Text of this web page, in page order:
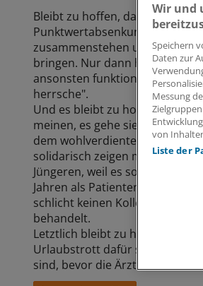
Bleibt zu hoffen, dass im Falle
Punktwertabsenkung alle
zusammenstehen und ihre
bringen. Nur dann haben wir
ansonsten funktioniert das
herrsche".
Und es bleibt zu hoffen,dass
meinen, es gehe sie alles
dem wohlverdienten Ruhestand
solidarisch zeigen mit den
Jüngeren, weil es sonst auch
Jahren als Patienten erwischen
schlicht keinen Kollegen mehr
behandelt.
Letztlich bleibt zu hoffen, dass
Urlaubstrott dafür sorgt, dass
sind, bevor die Ärzte aufwachen.
Wir und
Speichern
Daten zur
Messung
von
Liste der